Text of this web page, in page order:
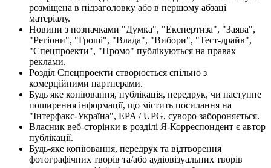
розміщена в підзаголовку або в першому абзаці
матеріалу.
Новини з позначками "Думка", "Експертиза", "Заява",
"Регіони", "Гроші", "Влада", "Вибори", "Тест-драйв",
"Спецпроекти", "Промо" публікуються на правах
реклами.
Розділ Спецпроекти створюється спільно з
комерційними партнерами.
Будь яке копіювання, публікація, передрук, чи наступне
поширення інформації, що містить посилання на
"Інтерфакс-Україна", EPA / UPG, суворо забороняється.
Власник веб-сторінки в розділі Я-Корреспондент є автор
публікації.
Будь-яке копіювання, передрук та відтворення
фотографічних творів та/або аудіовізуальних творів